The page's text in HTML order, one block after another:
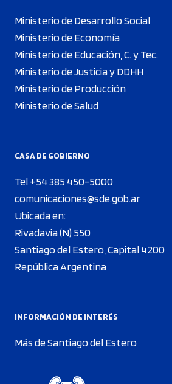
Ministerio de Desarrollo Social
Ministerio de Economía
Ministerio de Educación, C. y Tec.
Ministerio de Justicia y DDHH
Ministerio de Producción
Ministerio de Salud
CASA DE GOBIERNO
Tel +54 385 450-5000
comunicaciones@sde.gob.ar
Ubicada en:
Rivadavia (N) 550
Santiago del Estero, Capital 4200
República Argentina
INFORMACIÓN DE INTERÉS
Más de Santiago del Estero